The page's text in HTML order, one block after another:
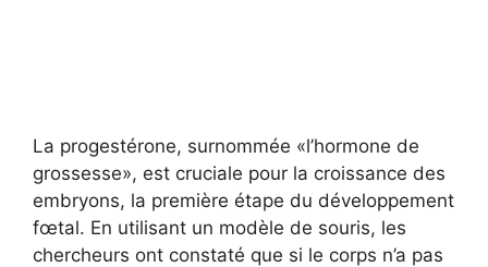
La progestérone, surnommée «l’hormone de
grossesse», est cruciale pour la croissance des
embryons, la première étape du développement
fœtal. En utilisant un modèle de souris, les
chercheurs ont constaté que si le corps n’a pas